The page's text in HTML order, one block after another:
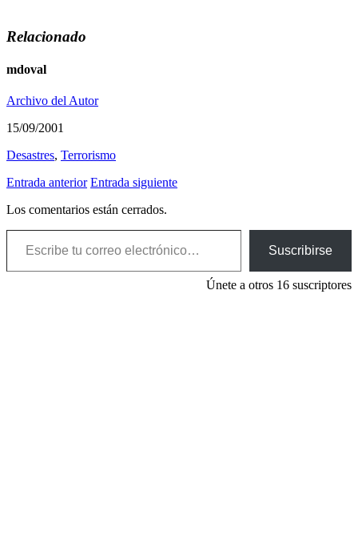
Relacionado
mdoval
Archivo del Autor
15/09/2001
Desastres, Terrorismo
Entrada anterior Entrada siguiente
Los comentarios están cerrados.
Escribe tu correo electrónico…
Suscribirse
Únete a otros 16 suscriptores